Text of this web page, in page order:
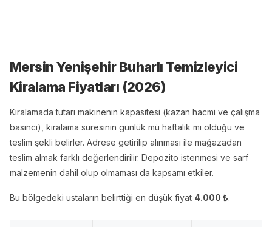
Mersin Yenişehir Buharlı Temizleyici
Kiralama Fiyatları (2026)
Kiralamada tutarı makinenin kapasitesi (kazan hacmi ve çalışma
basıncı), kiralama süresinin günlük mü haftalık mı olduğu ve
teslim şekli belirler. Adrese getirilip alınması ile mağazadan
teslim almak farklı değerlendirilir. Depozito istenmesi ve sarf
malzemenin dahil olup olmaması da kapsamı etkiler.
Bu bölgedeki ustaların belirttiği en düşük fiyat 4.000 ₺.